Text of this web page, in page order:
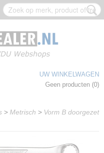
UW WINKELWAGEN
Geen producten (0)
> Metrisch > Vorm B doorgezet